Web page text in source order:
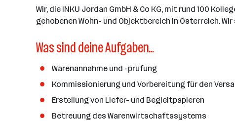
n
b
e
i
t
r
e
n
r
t
Wir, die INKU Jordan GmbH & Co KG, mit rund 100
gehobenen Wohn- und Objektbereich in Österreich.
Was sind deine Aufgaben…
Warenannahme und -prüfung
Kommissionierung und Vorbereitung für den
Erstellung von Liefer- und Begleitpapieren
Betreuung des Warenwirtschaftssystems